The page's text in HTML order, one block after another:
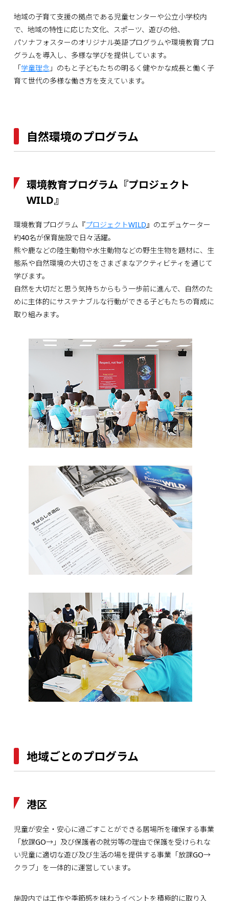
地域の子育て支援の拠点である児童センターや公立小学校内
で、地域の特性に応じた文化、スポーツ、遊びの他、
パソナフォスターのオリジナル英語プログラムや環境教育プロ
グラムを導入し、多様な学びを提供しています。
「学童理念 」のもと子どもたちの明るく健やかな成長と働く子
育て世代の多様な働き方を支えています。
自然環境のプログラム
環境教育プログラム『プロジェクト
WILD』
環境教育プログラム『プロジェクトWILD』のエデュケーター
約40名が保育施設で日々活躍。
熊や鹿などの陸生動物や水生動物などの野生生物を題材に、生
態系や自然環境の大切さをさまざまなアクティビティを通じて
学びます。
自然を大切だと思う気持ちからもう一歩前に進んで、自然のた
めに主体的にサステナブルな行動ができる子どもたちの育成に
取り組みます。
地域ごとのプログラム
港区
児童が安全・安心に過ごすことができる居場所を確保する事業
「放課GO→」及び保護者の就労等の理由で保護を受けられな
い児童に適切な遊び及び生活の場を提供する事業「放課GO→
クラブ」を一体的に運営しています。
施設内では工作や季節感を味わうイベントを積極的に取り入